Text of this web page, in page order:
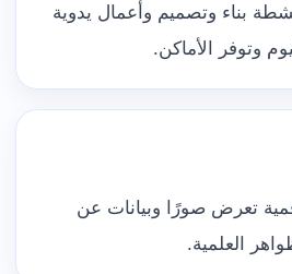
بناء وتصميم وأعمال يدوية
وتوفر الأماكن.
تعرض صورًا وبيانات عن
العلمية.